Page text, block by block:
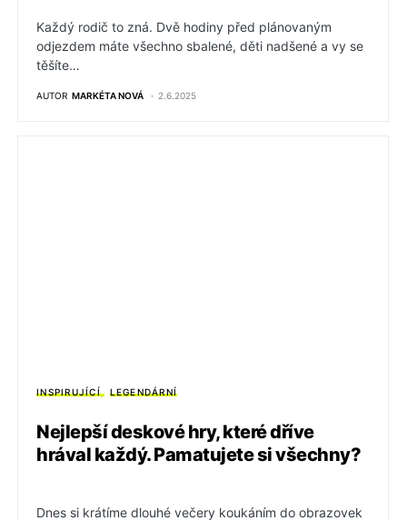
Každý rodič to zná. Dvě hodiny před plánovaným
odjezdem máte všechno sbalené, děti nadšené a vy se
těšíte…
AUTOR MARKÉTA NOVÁ 2.6.2025
INSPIRUJÍCÍ LEGENDÁRNÍ
Nejlepší deskové hry, které dříve
hrával každý. Pamatujete si všechny?
Dnes si krátíme dlouhé večery koukáním do obrazovek